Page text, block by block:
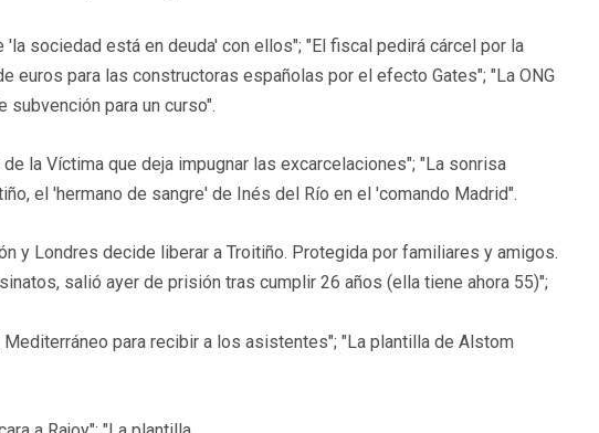
sociedad está en deuda' con ellos"; "El fiscal pedirá cárcel por la
euros para las constructoras españolas por el efecto Gates"; "La ONG
para un curso".
la Víctima que deja impugnar las excarcelaciones"; "La sonrisa
el 'hermano de sangre' de Inés del Río en el 'comando Madrid".
y Londres decide liberar a Troitiño. Protegida por familiares y amigos.
salió ayer de prisión tras cumplir 26 años (ella tiene ahora 55)";
para recibir a los asistentes"; "La plantilla de Alstom